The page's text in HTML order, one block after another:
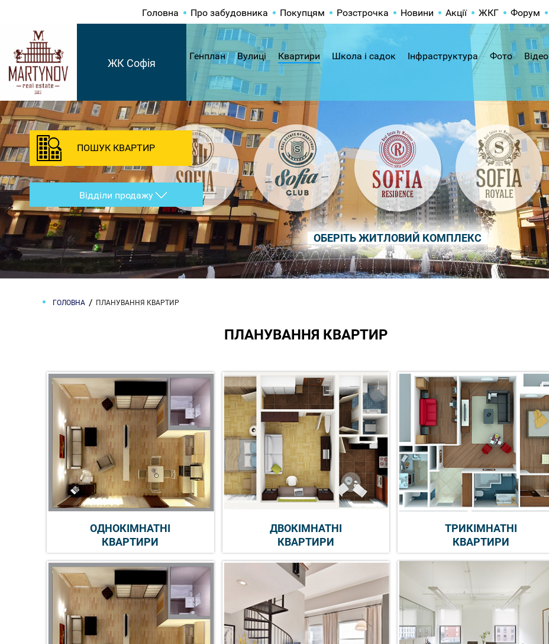
ОБЕРІТЬ ЖИТЛОВИЙ КОМПЛЕКС
Головна Про забудовника Покупцям Розстрочка Новини Акції ЖКГ Форум
ЖК Софія
Генплан Вулиці Квартири Школа і садок Інфраструктура Фото Відео
ПОШУК КВАРТИР
Відділи продажу
ГОЛОВНА ПЛАНУВАННЯ КВАРТИР
ПЛАНУВАННЯ КВАРТИР
ОДНОКІМНАТНІ
КВАРТИРИ
ДВОКІМНАТНІ
КВАРТИРИ
ТРИКІМНАТНІ
КВАРТИРИ